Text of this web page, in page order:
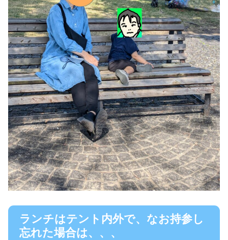
ランチはテント内外で、なお持参し
忘れた場合は、、、